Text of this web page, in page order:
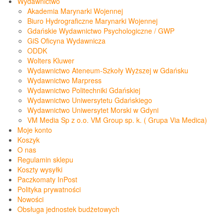
Akademia Marynarki Wojennej
Biuro Hydrograficzne Marynarki Wojennej
Gdańskie Wydawnictwo Psychologiczne / GWP
GiS Oficyna Wydawnicza
ODDK
Wolters Kluwer
Wydawnictwo Ateneum-Szkoły Wyższej w Gdańsku
Wydawnictwo Marpress
Wydawnictwo Politechniki Gdańskiej
Wydawnictwo Uniwersytetu Gdańskiego
Wydawnictwo Uniwersytet Morski w Gdyni
VM Media Sp z o.o. VM Group sp. k. ( Grupa Via Medica)
Moje konto
Koszyk
O nas
Regulamin sklepu
Koszty wysyłki
Paczkomaty InPost
Polityka prywatności
Nowości
Obsługa jednostek budżetowych